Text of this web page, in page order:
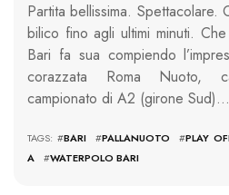
Partita bellissima. Spettacolare.
bilico fino agli ultimi minuti.
Bari fa sua compiendo
corazzata Roma Nuoto,
campionato di A2 (girone
TAGS: #BARI #PALLANUOTO #PLAY
A
#WATERPOLO BARI